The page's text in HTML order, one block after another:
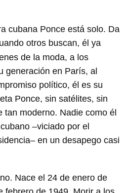
cubana Ponce está solo. Da
otros buscan, él ya
de la moda, a los
generación en París, al
político, él es su
Ponce, sin satélites, sin
tan moderno. Nadie como él
–viciado por el
en un desapego casi
Nace el 24 de enero de